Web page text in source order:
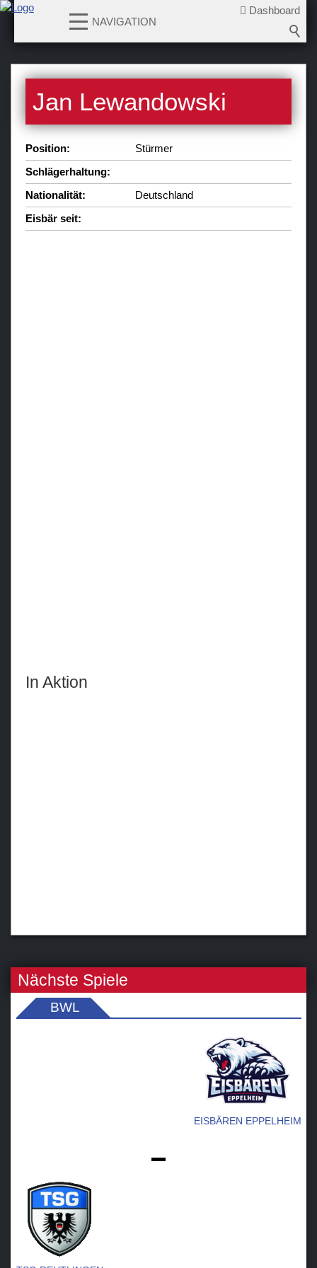
Dashboard
NAVIGATION
News
Teams
Verein
Sponsoren / Partner
Fanzone
Jan Lewandowski
Position:
Stürmer
Schlägerhaltung:
Nationalität:
Deutschland
Eisbär seit:
In Aktion
Nächste Spiele
BWL
EISBÄREN EPPELHEIM
-